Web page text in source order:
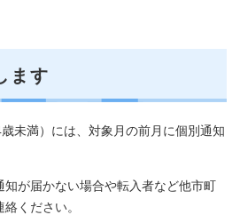
ます
未満）には、対象月の前月に個別通知
が届かない場合や転入者など他市町
ください。